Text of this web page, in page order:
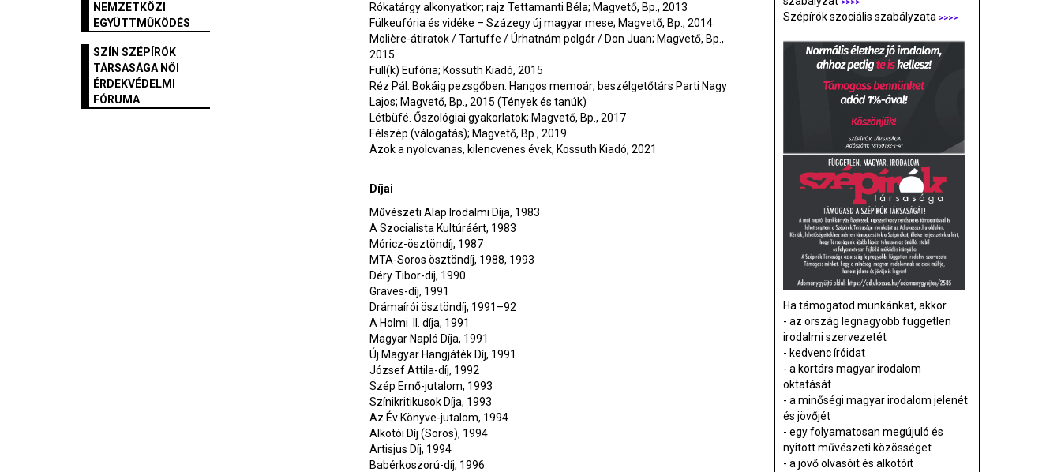
NEMZETKÖZI
EGYÜTTMŰKÖDÉS
SZÍN SZÉPÍRÓK
TÁRSASÁGA NŐI
ÉRDEKVÉDELMI
FÓRUMA
Rókatárgy alkonyatkor; rajz Tettamanti Béla; Magvető, Bp., 2013
Fülkeufória és vidéke – Százegy új magyar mese; Magvető, Bp., 2014
Molière-átiratok / Tartuffe / Úrhatnám polgár / Don Juan; Magvető, Bp.,
2015
Full(k) Eufória; Kossuth Kiadó, 2015
Réz Pál: Bokáig pezsgőben. Hangos memoár; beszélgetőtárs Parti Nagy
Lajos; Magvető, Bp., 2015 (Tények és tanúk)
Létbüfé. Őszológiai gyakorlatok; Magvető, Bp., 2017
Félszép (válogatás); Magvető, Bp., 2019
Azok a nyolcvanas, kilencvenes évek, Kossuth Kiadó, 2021
Díjai
Művészeti Alap Irodalmi Díja, 1983
A Szocialista Kultúráért, 1983
Móricz-ösztöndíj, 1987
MTA-Soros ösztöndíj, 1988, 1993
Déry Tibor-díj, 1990
Graves-díj, 1991
Drámaírói ösztöndíj, 1991–92
A Holmi II. díja, 1991
Magyar Napló Díja, 1991
Új Magyar Hangjáték Díj, 1991
József Attila-díj, 1992
Szép Ernő-jutalom, 1993
Színikritikusok Díja, 1993
Az Év Könyve-jutalom, 1994
Alkotói Díj (Soros), 1994
Artisjus Díj, 1994
Babérkoszorú-díj, 1996
>>>>
Szépírók szociális szabályzata >>>>
Ha támogatod munkánkat, akkor
- az ország legnagyobb független
irodalmi szervezetét
- kedvenc íróidat
- a kortárs magyar irodalom
oktatását
- a minőségi magyar irodalom jelenét
és jövőjét
- egy folyamatosan megújuló és
nyitott művészeti közösséget
- a jövő olvasóit és alkotóit